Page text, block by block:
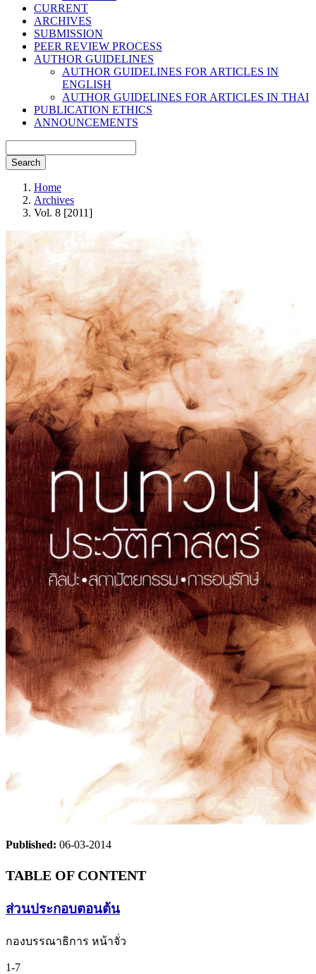
CURRENT
ARCHIVES
SUBMISSION
PEER REVIEW PROCESS
AUTHOR GUIDELINES
AUTHOR GUIDELINES FOR ARTICLES IN
ENGLISH
AUTHOR GUIDELINES FOR ARTICLES IN THAI
PUBLICATION ETHICS
ANNOUNCEMENTS
Search
Home
Archives
Vol. 8 [2011]
Published: 06-03-2014
TABLE OF CONTENT
ส่วนประกอบตอนต้น
กองบรรณาธิการ หน้าจั่ว
1-7